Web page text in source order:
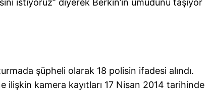
istiyoruz” diyerek Berkin’in umudunu taşıyor
şüpheli olarak 18 polisin ifadesi alındı.
ilişkin kamera kayıtları 17 Nisan 2014 tarihinde